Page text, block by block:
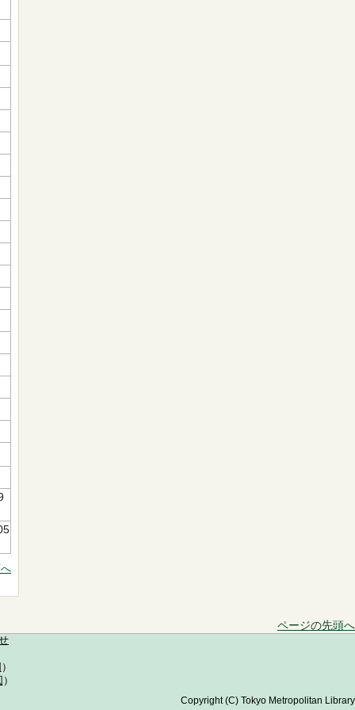
ページの先頭へ
）
）
Copyright (C) Tokyo Metropolitan Library